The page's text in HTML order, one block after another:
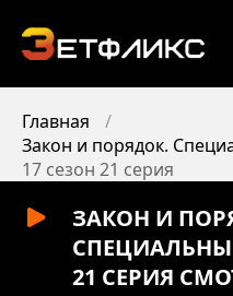
Главная
Закон и порядок.
17 сезон 21 серия
ЗАКОН И
21 СЕРИЯ